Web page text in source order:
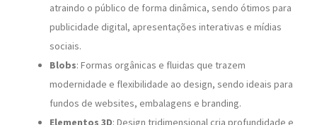
atraindo o público de forma dinâmica, sendo ótimos para
publicidade digital, apresentações interativas e mídias
sociais.
Blobs: Formas orgânicas e fluidas que trazem
modernidade e flexibilidade ao design, sendo ideais para
fundos de websites, embalagens e branding.
Elementos 3D: Design tridimensional cria profundidade e